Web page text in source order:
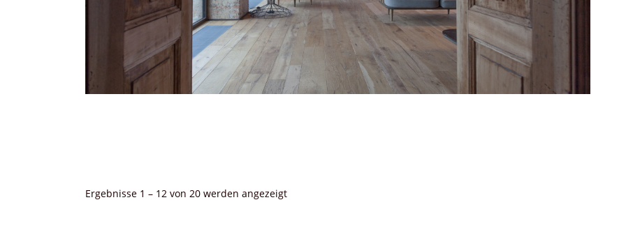
Ergebnisse 1 – 12 von 20 werden angezeigtNach